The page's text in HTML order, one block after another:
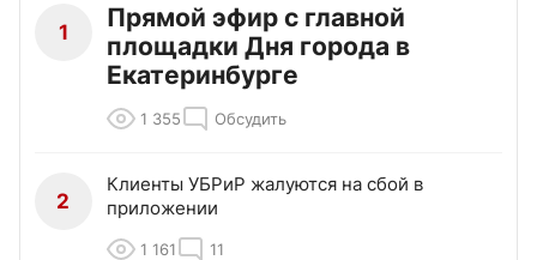
1
Прямой эфир с главной
площадки Дня города в
Екатеринбурге
1 355 Обсудить
2
Клиенты УБРиР жалуются на сбой в
приложении
1 161 11